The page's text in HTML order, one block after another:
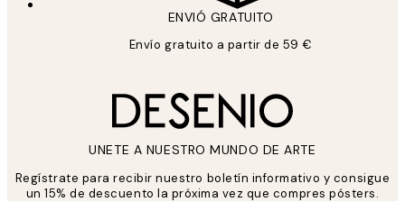
ENVIÓ GRATUITO
Envío gratuito a partir de 59 €
UNETE A NUESTRO MUNDO DE ARTE
Regístrate para recibir nuestro boletín informativo y consigue
un 15% de descuento la próxima vez que compres pósters.